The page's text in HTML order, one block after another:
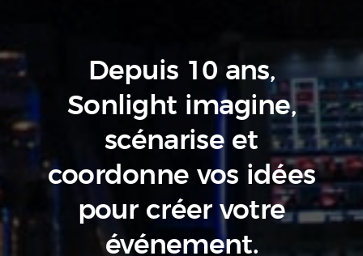
Depuis 10 ans,
Sonlight imagine,
scénariseet
coordonne vos idées
pour créer votre
événement.